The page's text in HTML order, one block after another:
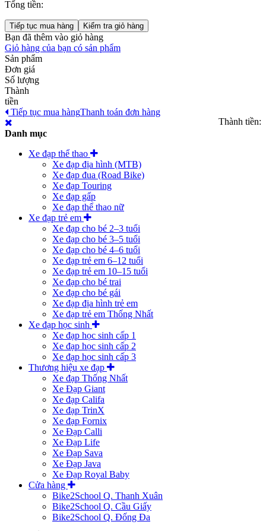
Tổng tiền:
Tiếp tục mua hàng Kiểm tra giỏ hàng
Bạn đã thêm vào giỏ hàng
Giỏ hàng của bạn có sản phẩm
Sản phẩm
Đơn giá
Số lượng
Thành
tiền
Tiếp tục mua hàng
Thành tiền:
Thanh toán đơn hàng
Danh mục
Xe đạp thể thao
Xe đạp địa hình (MTB)
Xe đạp đua (Road Bike)
Xe đạp Touring
Xe đạp gấp
Xe đạp thể thao nữ
Xe đạp trẻ em
Xe đạp cho bé 2–3 tuổi
Xe đạp cho bé 3–5 tuổi
Xe đạp cho bé 4–6 tuổi
Xe đạp trẻ em 6–12 tuổi
Xe đạp trẻ em 10–15 tuổi
Xe đạp cho bé trai
Xe đạp cho bé gái
Xe đạp địa hình trẻ em
Xe đạp trẻ em Thống Nhất
Xe đạp học sinh
Xe đạp học sinh cấp 1
Xe đạp học sinh cấp 2
Xe đạp học sinh cấp 3
Thương hiệu xe đạp
Xe đạp Thống Nhất
Xe Đạp Giant
Xe đạp Califa
Xe đạp TrinX
Xe đạp Fornix
Xe Đạp Calli
Xe Đạp Life
Xe Đạp Sava
Xe Đạp Java
Xe Đạp Royal Baby
Cửa hàng
Bike2School Q. Thanh Xuân
Bike2School Q. Cầu Giấy
Bike2School Q. Đống Đa